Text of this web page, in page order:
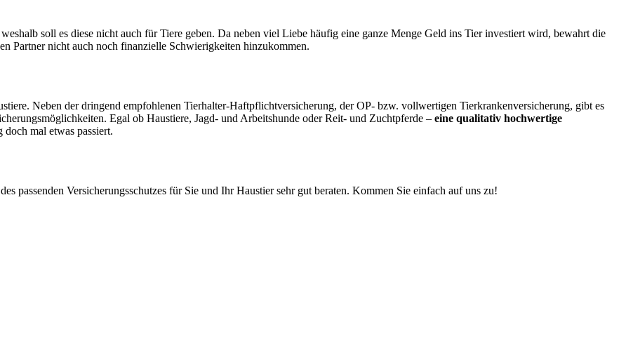
soll es diese nicht auch für Tiere geben. Da neben viel Liebe häufig eine ganze Menge Geld ins Tier investiert wird, bewahrt die
Partner nicht auch noch finanzielle Schwierigkeiten hinzukommen.
Neben der dringend empfohlenen Tierhalter-Haftpflichtversicherung, der OP- bzw. vollwertigen Tierkrankenversicherung, gibt es
Egal ob Haustiere, Jagd- und Arbeitshunde oder Reit- und Zuchtpferde – eine qualitativ hochwertige
mal etwas passiert.
passenden Versicherungsschutzes für Sie und Ihr Haustier sehr gut beraten. Kommen Sie einfach auf uns zu!